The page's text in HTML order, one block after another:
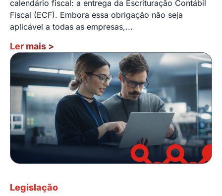
calendário fiscal: a entrega da Escrituração Contábil
Fiscal (ECF). Embora essa obrigação não seja
aplicável a todas as empresas,...
Ler mais >
Legislação